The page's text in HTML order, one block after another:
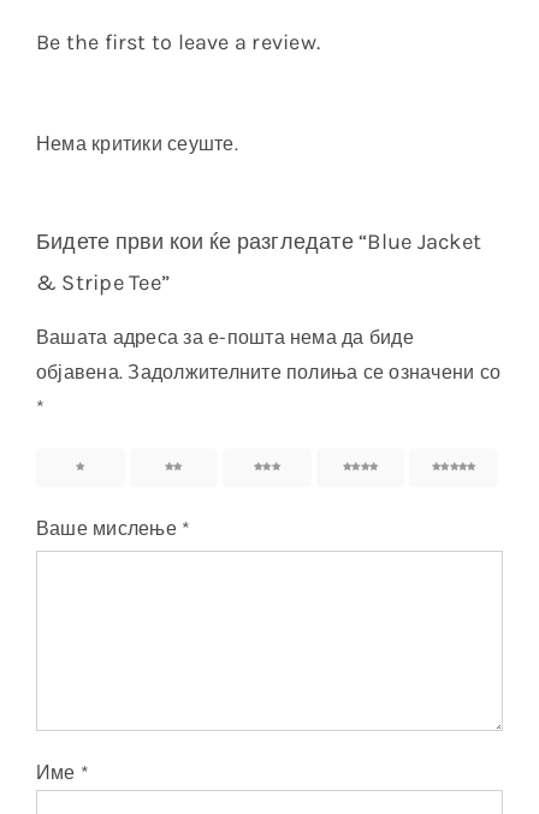
Be the first to leave a review.
Нема критики сеуште.
Бидете први кои ќе разгледате “Blue Jacket
& Stripe Tee”
Вашата адреса за е-пошта нема да биде
објавена. Задолжителните полиња се означени со
*
Ваше мислење *
Име *